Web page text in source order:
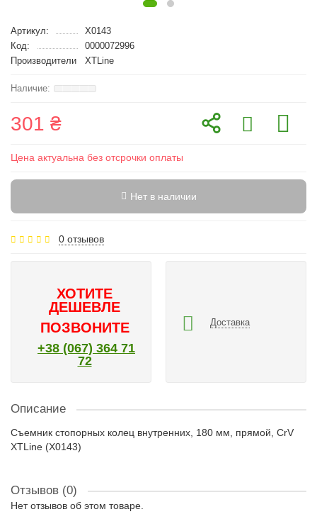
Артикул:
X0143
Код:
0000072996
Производители
XTLine
301 ₴
Цена актуальна без отсрочки оплаты
Нет в наличии
0 отзывов
ХОТИТЕ
ДЕШЕВЛЕ
ПОЗВОНИТЕ
+38 (067) 364 71
72
Доставка
Описание
Съемник стопорных колец внутренних, 180 мм, прямой, CrV
XTLine (X0143)
Отзывов (0)
Нет отзывов об этом товаре.